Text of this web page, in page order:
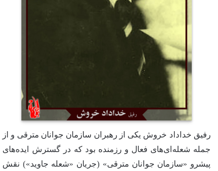
رفیق خداداد خروش یکی از رهبران سازمان جوانان مترقی و از
جمله شعله‌ای‌های فعال و رزمنده بود که در گسترش ایده‌های
پیشرو «سازمان جوانان مترقی» (جریان «شعله جاوید») نقش